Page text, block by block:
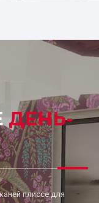
ДЕНЬ-
плиссе для